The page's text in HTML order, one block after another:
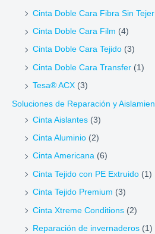
Cinta Doble Cara Fibra Sin Tejer
Cinta Doble Cara Film (4)
Cinta Doble Cara Tejido (3)
Cinta Doble Cara Transfer (1)
Tesa® ACX (3)
Soluciones de Reparación y
Cinta Aislantes (3)
Cinta Aluminio (2)
Cinta Americana (6)
Cinta Tejido con PE Extruido (1)
Cinta Tejido Premium (3)
Cinta Xtreme Conditions (2)
Reparación de invernaderos (1)